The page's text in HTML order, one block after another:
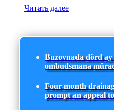
Читать далее
Buzovnada dörd
ombudsmana
Four-month
prompt an appeal